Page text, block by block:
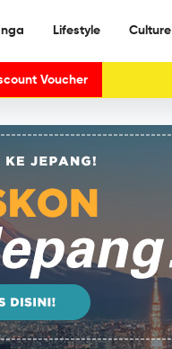
Lifestyle Culture
Voucher